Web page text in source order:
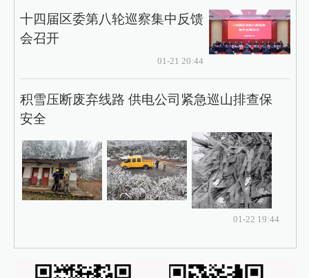
十四届区委第八轮巡察集中反馈
会召开
01-21 20:44
积雪压断废弃线路 供电公司紧急巡山排查保
安全
01-22 19:44